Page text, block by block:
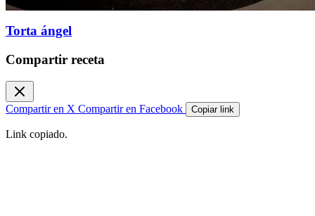
Torta ángel
Compartir receta
Compartir en X Compartir en Facebook Copiar link
Link copiado.